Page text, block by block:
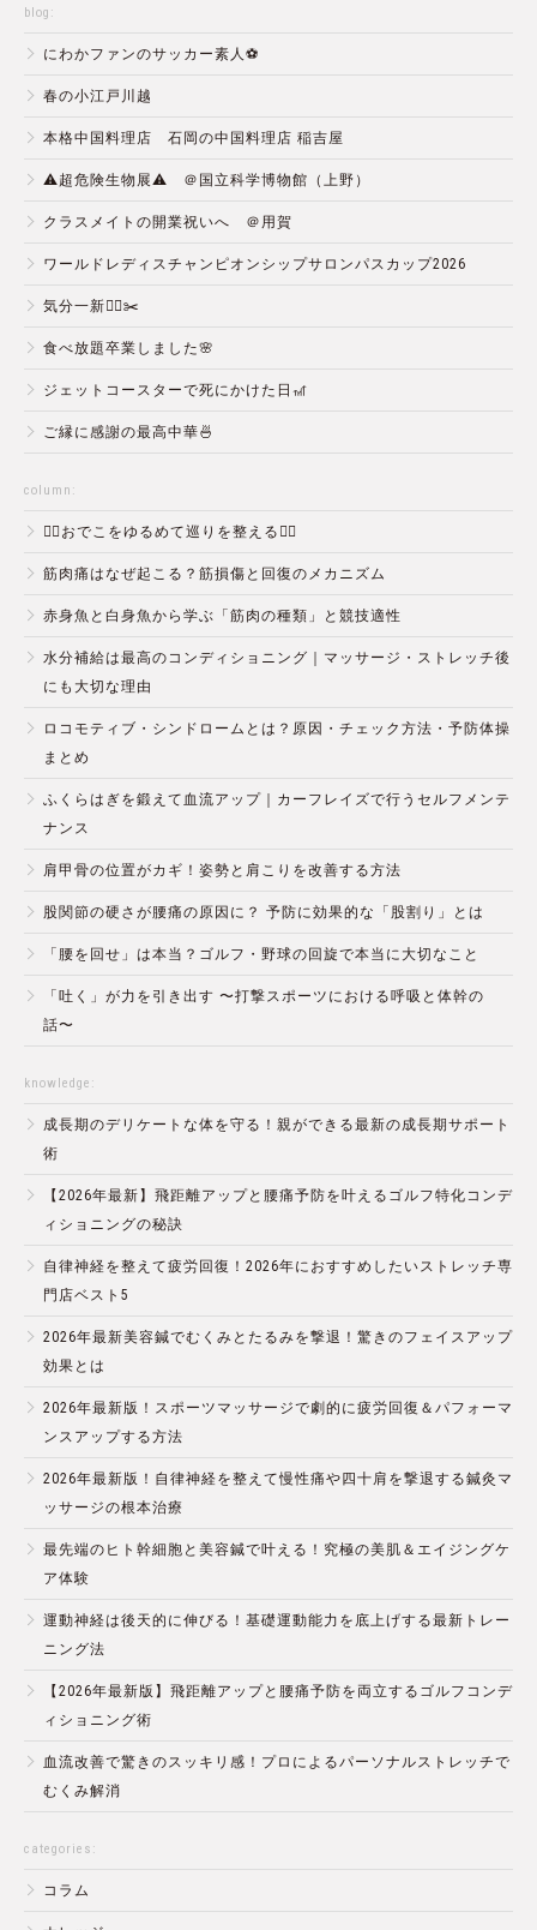
blog:
にわかファンのサッカー素人⚽️
春の小江戸川越
本格中国料理店 石岡の中国料理店 稲吉屋
⚠️超危険生物展⚠️ ＠国立科学博物館（上野）
クラスメイトの開業祝いへ ＠用賀
ワールドレディスチャンピオンシップサロンパスカップ2026
気分一新💇‍♂️✂️
食べ放題卒業しました🌸
ジェットコースターで死にかけた日🎢
ご縁に感謝の最高中華🍜
column:
💆‍♀️おでこをゆるめて巡りを整える💆‍♂️
筋肉痛はなぜ起こる？筋損傷と回復のメカニズム
赤身魚と白身魚から学ぶ「筋肉の種類」と競技適性
水分補給は最高のコンディショニング｜マッサージ・ストレッチ後
にも大切な理由
ロコモティブ・シンドロームとは？原因・チェック方法・予防体操
まとめ
ふくらはぎを鍛えて血流アップ｜カーフレイズで行うセルフメンテ
ナンス
肩甲骨の位置がカギ！姿勢と肩こりを改善する方法
股関節の硬さが腰痛の原因に？ 予防に効果的な「股割り」とは
「腰を回せ」は本当？ゴルフ・野球の回旋で本当に大切なこと
「吐く」が力を引き出す 〜打撃スポーツにおける呼吸と体幹の
話〜
knowledge:
成長期のデリケートな体を守る！親ができる最新の成長期サポート
術
【2026年最新】飛距離アップと腰痛予防を叶えるゴルフ特化コンデ
ィショニングの秘訣
自律神経を整えて疲労回復！2026年におすすめしたいストレッチ専
門店ベスト5
2026年最新美容鍼でむくみとたるみを撃退！驚きのフェイスアップ
効果とは
2026年最新版！スポーツマッサージで劇的に疲労回復＆パフォーマ
ンスアップする方法
2026年最新版！自律神経を整えて慢性痛や四十肩を撃退する鍼灸マ
ッサージの根本治療
最先端のヒト幹細胞と美容鍼で叶える！究極の美肌＆エイジングケ
ア体験
運動神経は後天的に伸びる！基礎運動能力を底上げする最新トレー
ニング法
【2026年最新版】飛距離アップと腰痛予防を両立するゴルフコンデ
ィショニング術
血流改善で驚きのスッキリ感！プロによるパーソナルストレッチで
むくみ解消
categories:
コラム